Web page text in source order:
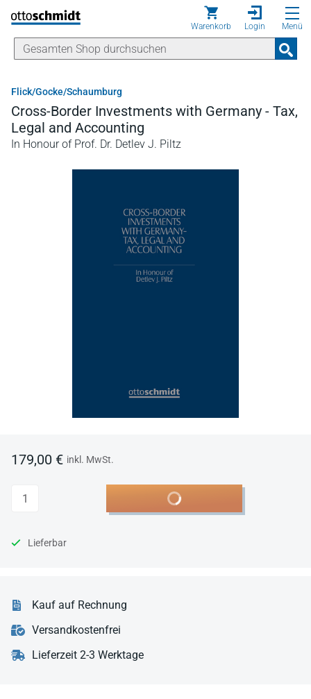
Direkt zum Inhalt
Warenkorb Login Menü
Flick/Gocke/Schaumburg
Cross-Border Investments with Germany - Tax,
Legal and Accounting
In Honour of Prof. Dr. Detlev J. Piltz
179,00 € inkl. MwSt.
Anzahl In den Warenkorb
Lieferbar
Kauf auf Rechnung
Versandkostenfrei
Lieferzeit 2-3 Werktage